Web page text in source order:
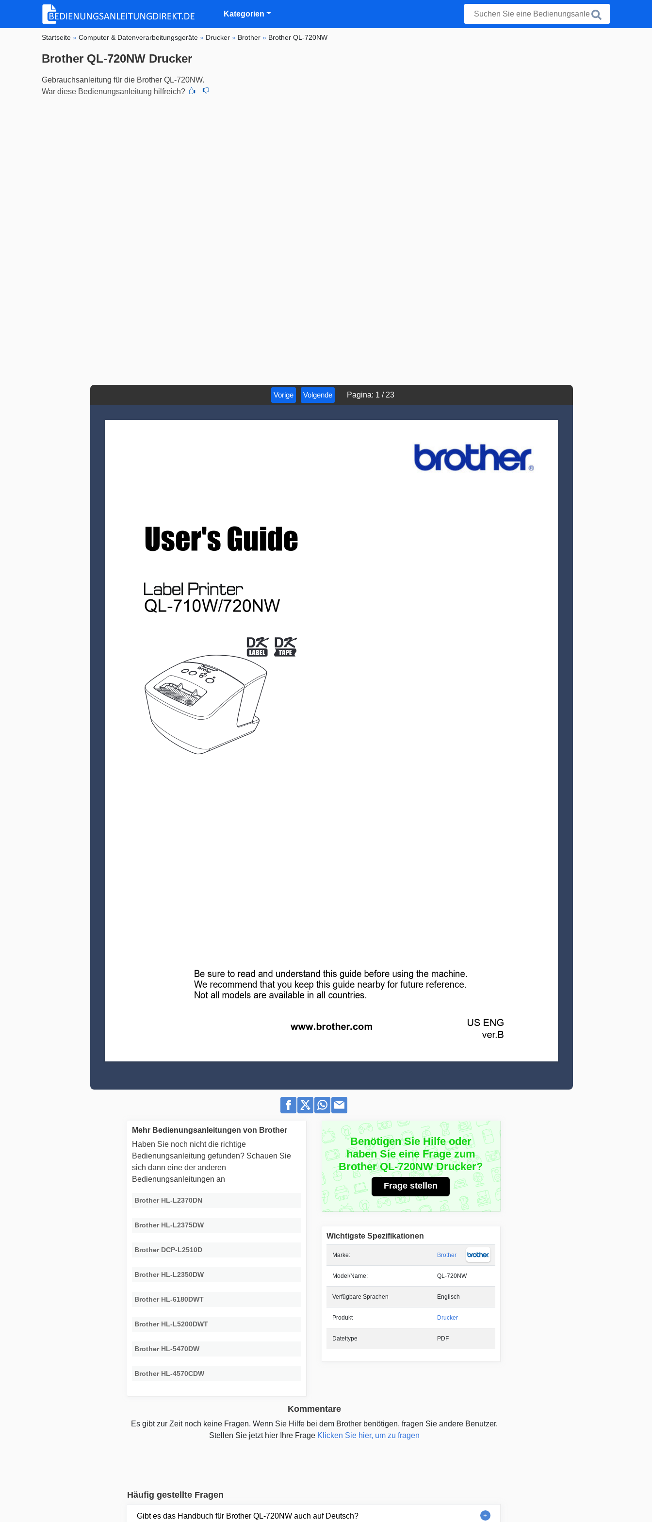
Kategorien
Startseite »Computer & Datenverarbeitungsgeräte » Drucker » Brother » Brother QL-720NW
Brother QL-720NW Drucker
Gebrauchsanleitung für die Brother QL-720NW.
War diese Bedienungsanleitung hilfreich?
Vorige Volgende Pagina: 1 / 23
Benötigen Sie Hilfe oder
haben Sie eine Frage zum
Brother QL-720NW Drucker?
Frage stellen
Wichtigste Spezifikationen
Marke: Brother
Model/Name: QL-720NW
Verfügbare Sprachen Englisch
Produkt Drucker
Dateitype PDF
Mehr Bedienungsanleitungen von Brother
Haben Sie noch nicht die richtige
Bedienungsanleitung gefunden? Schauen Sie
sich dann eine der anderen
Bedienungsanleitungen an
Brother HL-L2370DN
Brother HL-L2375DW
Brother DCP-L2510D
Brother HL-L2350DW
Brother HL-6180DWT
Brother HL-L5200DWT
Brother HL-5470DW
Brother HL-4570CDW
Kommentare
Es gibt zur Zeit noch keine Fragen. Wenn Sie Hilfe bei dem Brother benötigen, fragen Sie andere Benutzer.
Stellen Sie jetzt hier Ihre Frage Klicken Sie hier, um zu fragen
Häufig gestellte Fragen
Gibt es das Handbuch für Brother QL-720NW auch auf Deutsch?